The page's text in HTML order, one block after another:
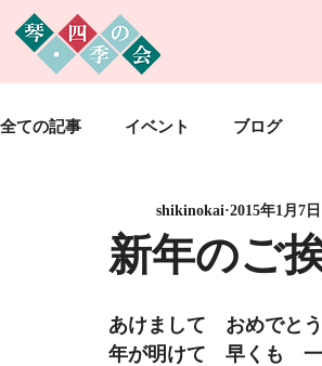
全ての記事 イベント ブログ
新年のご
shikinokai 2015年1月7日
あけまして　おめでと
年が明けて　早くも　